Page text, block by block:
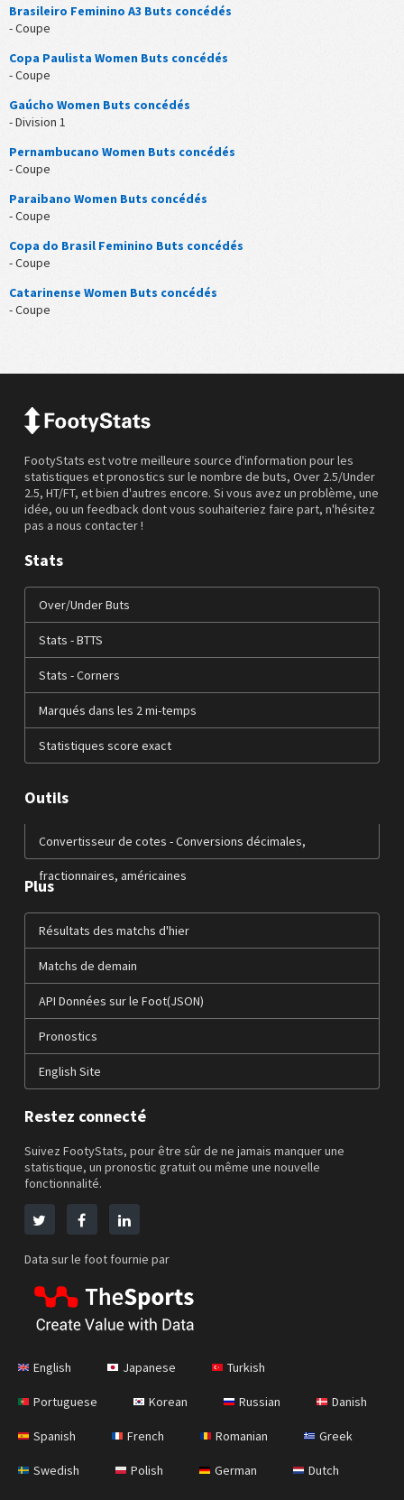
Brasileiro Feminino A3 Buts concédés
- Coupe
Copa Paulista Women Buts concédés
- Coupe
Gaúcho Women Buts concédés
- Division 1
Pernambucano Women Buts concédés
- Coupe
Paraibano Women Buts concédés
- Coupe
Copa do Brasil Feminino Buts concédés
- Coupe
Catarinense Women Buts concédés
- Coupe
FootyStats est votre meilleure source d'information pour les
statistiques et pronostics sur le nombre de buts, Over 2.5/Under
2.5, HT/FT, et bien d'autres encore. Si vous avez un problème, une
idée, ou un feedback dont vous souhaiteriez faire part, n'hésitez
pas a nous contacter !
Stats
Over/Under Buts
Stats - BTTS
Stats - Corners
Marqués dans les 2 mi-temps
Statistiques score exact
Outils
Convertisseur de cotes - Conversions décimales,
fractionnaires, américaines
Plus
Résultats des matchs d'hier
Matchs de demain
API Données sur le Foot(JSON)
Pronostics
English Site
Restez connecté
Suivez FootyStats, pour être sûr de ne jamais manquer une
statistique, un pronostic gratuit ou même une nouvelle
fonctionnalité.
Data sur le foot fournie par
English Japanese Turkish
Portuguese Korean Russian Danish
Spanish French Romanian Greek
Swedish Polish German Dutch